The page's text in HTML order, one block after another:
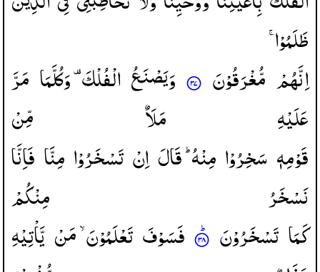
ظَلَمُوْا ۚ
اِنَّهُمْ مُّغْرَقُوْنَ وَیَصْنَعُ الْفُلْكَ ۫ وَكُلَّمَا مَرَّ
عَلَیْهِ
مَلَاٌ
مِّنْ
قَوْمِهٖ سَخِرُوْا مِنْهُ ؕ قَالَ اِنْ تَسْخَرُوْا مِنَّا فَاِنَّا
نَسْخَرُ
مِنْكُمْ
كَمَا تَسْخَرُوْنَ فَسَوْفَ تَعْلَمُوْنَ ۙ مَنْ یَّاْتِیْهِ